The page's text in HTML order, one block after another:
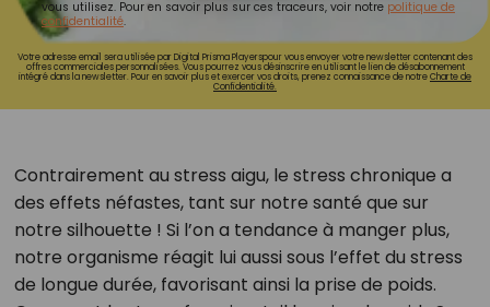
vous utilisez. Pour en savoir plus sur ces traceurs, voir notre politique de
confidentialité.
Votre adresse email sera utilisée par Digital Prisma Playerspour vous envoyer votre newsletter contenant des
offres commerciales personnalisées. Vous pourrez vous désinscrire en utilisant le lien de désabonnement
intégré dans la newsletter. Pour en savoir plus et exercer vos droits, prenez connaissance de notreCharte de
Confidentialité.
Contrairement au stress aigu, le stress chronique a
des effets néfastes, tant sur notre santé que sur
notre silhouette ! Si l’on a tendance à manger plus,
notre organisme réagit lui aussi sous l’effet du stress
de longue durée, favorisant ainsi la prise de poids.